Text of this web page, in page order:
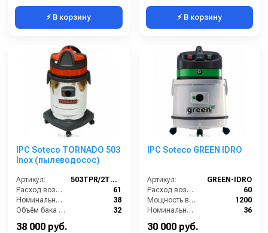
⚡ В корзину ⚡ В корзину
IPC Soteco TORNADO 503
Inox (пылеводосос)
Артикул:
503TPR/2TORN503
Расход воздуха (л/сек):
61
Номинальный диаметр принадлежностей (мм):
38
Объём бака (л):
32
Рабочая ширина основной насадки (мм):
38 000 руб.
IPC Soteco GREEN IDRO
Артикул:
GREEN-IDRO
Расход воздуха (л/сек):
60
Мощность всасывающей турбины (Вт):
1200
Номинальный диаметр принадлежностей (мм):
36
Объём бака для грязной воды (л):
30 000 руб.